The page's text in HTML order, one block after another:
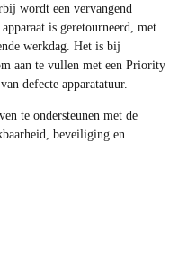
wordt een vervangend
is geretourneerd, met
werkdag. Het is bij
aan te vullen met een Priority
defecte apparatatuur.
te ondersteunen met de
beveiliging en